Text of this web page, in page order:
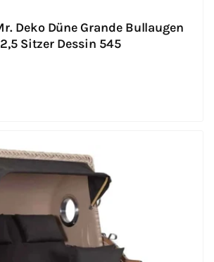
Deko Düne Grande Bullaugen
Sitzer Dessin 545